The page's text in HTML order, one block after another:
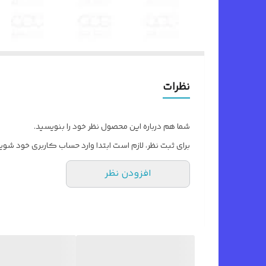
نظرات
شما هم درباره این محصول نظر خود را بنویسید.
برای ثبت نظر، لازم است ابتدا وارد حساب کاربری خود
افزودن نظر